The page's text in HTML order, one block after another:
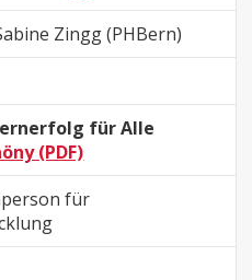
Zingg (PHBern)
für Alle
(PDF)
für